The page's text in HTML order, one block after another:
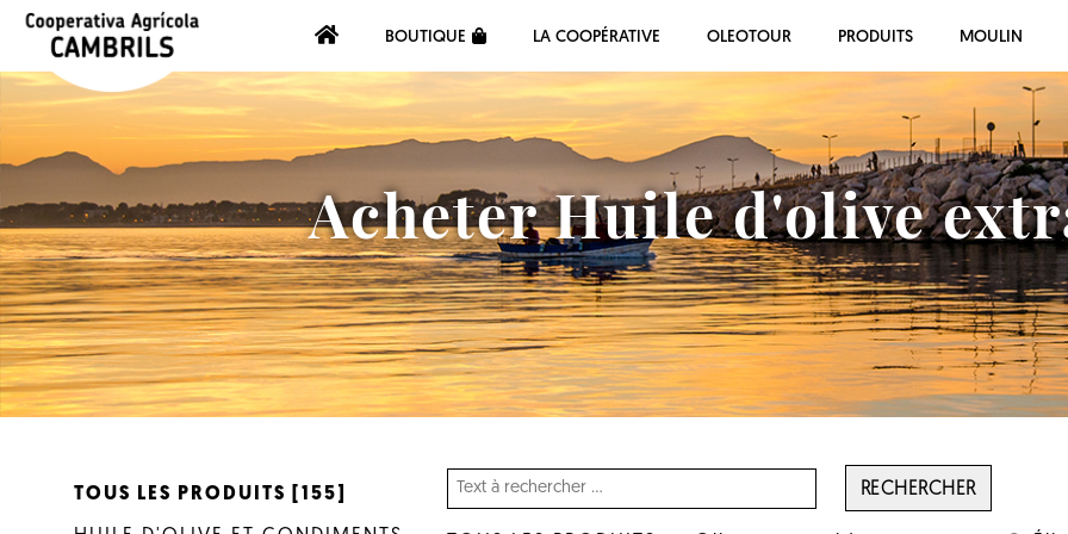
BOUTIQUE LA COOPÉRATIVE OLEOTOUR PRODUITS MOULIN
Acheter Huile d'olive
RECHERCHER
TOUS LES PRODUITS [155]